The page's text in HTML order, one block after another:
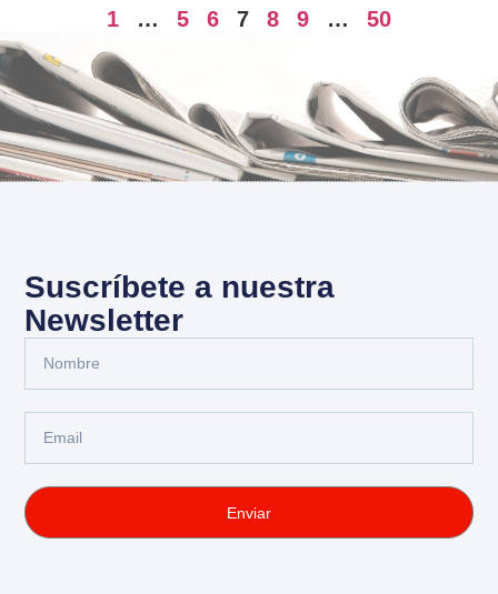
1 … 5 6 7 8 9 … 50
Suscríbete a nuestra
Newsletter
Enviar